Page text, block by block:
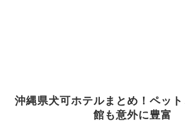
沖縄県犬可ホテルまとめ！ペッ
館も意外に豊富